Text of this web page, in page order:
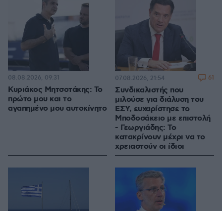
Κυριάκος Μητσοτάκης: Το
πρώτο μου και το
αγαπημένο μου αυτοκίνητο
08.08.2026, 09:31
Συνδικαλιστής που
μιλούσε για διάλυση του
ΕΣΥ, ευχαρίστησε το
Μποδοσάκειο με επιστολή
- Γεωργιάδης: Το
κατακρίνουν μέχρι να το
χρειαστούν οι ίδιοι
07.08.2026, 21:54 61